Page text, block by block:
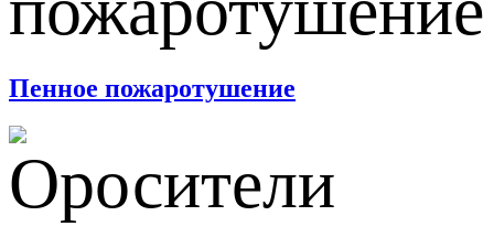
Пенное пожаротушение